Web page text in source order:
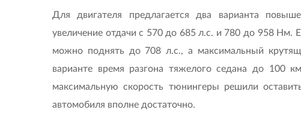
Для двигателя предлагается два варианта
увеличение отдачи с 570 до 685 л.с. и 780 до 958 Нм.
можно поднять до 708 л.с., а максимальный
варианте время разгона тяжелого седана до 100
максимальную скорость тюнингеры решили
автомобиля вполне достаточно.